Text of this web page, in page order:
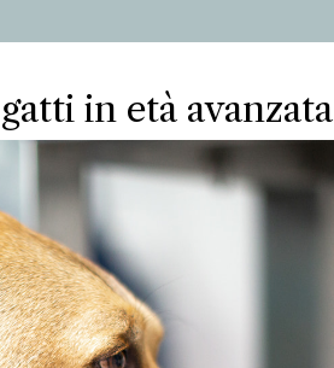
in età avanzata